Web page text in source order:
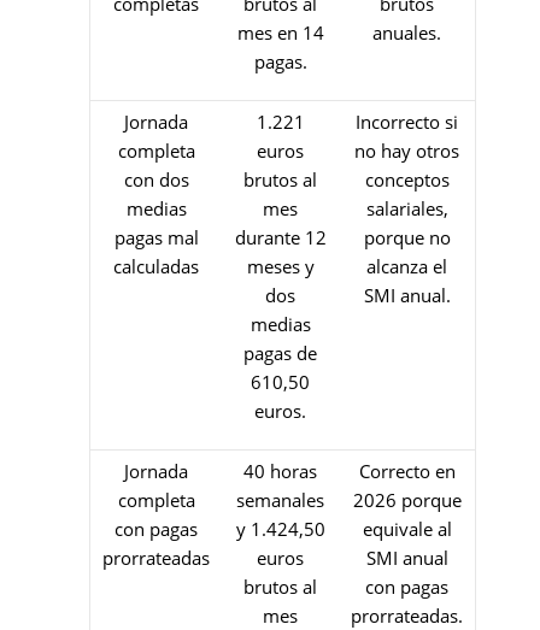
mes en 14
pagas.
anuales.
Jornada
completa
con dos
medias
pagas mal
calculadas
1.221
euros
brutos al
mes
durante 12
meses y
dos
medias
pagas de
610,50
euros.
Incorrecto si
no hay otros
conceptos
salariales,
porque no
alcanza el
SMI anual.
Jornada
completa
con pagas
prorrateadas
40 horas
semanales
y 1.424,50
euros
brutos al
mes
Correcto en
2026 porque
equivale al
SMI anual
con pagas
prorrateadas.